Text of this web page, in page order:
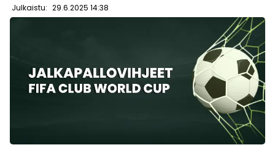
Julkaistu: 29.6.2025 14:38